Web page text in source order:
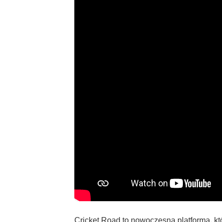
Cricket Road to nowoczesna platforma,